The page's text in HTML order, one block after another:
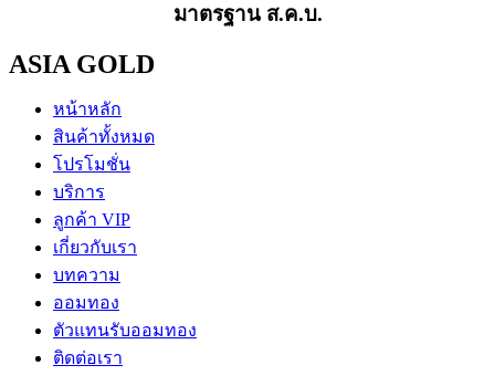
มาตรฐาน ส.ค.บ.
ASIA GOLD
หน้าหลัก
สินค้าทั้งหมด
โปรโมชั่น
บริการ
ลูกค้า VIP
เกี่ยวกับเรา
บทความ
ออมทอง
ตัวแทนรับออมทอง
ติดต่อเรา